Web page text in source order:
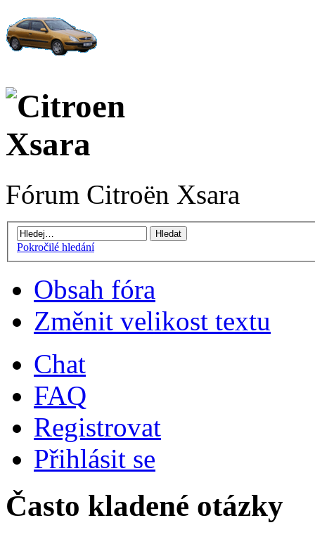
Fórum Citroën Xsara
Pokročilé hledání
Obsah fóra
Změnit velikost textu
Chat
FAQ
Registrovat
Přihlásit se
Často kladené otázky